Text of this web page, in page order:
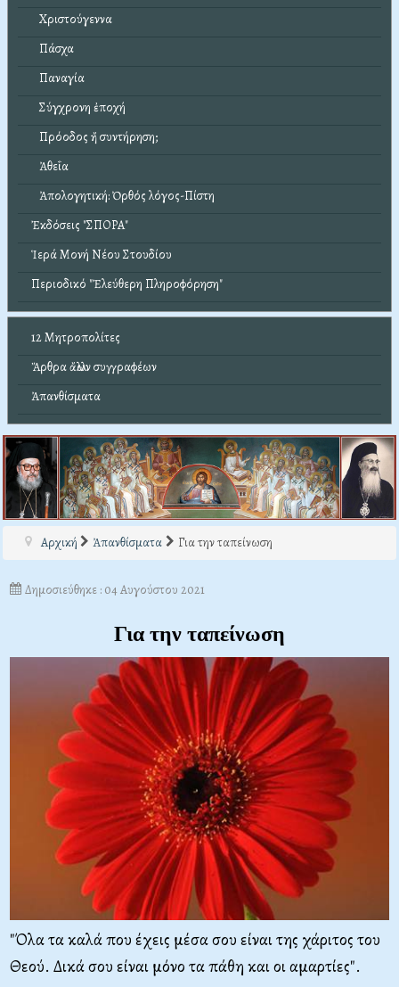
Χριστούγεννα
Πάσχα
Παναγία
Σύγχρονη ἐποχή
Πρόοδος ἤ συντήρηση;
Ἀθεΐα
Ἀπολογητική: Ὀρθός λόγος-Πίστη
Ἐκδόσεις "ΣΠΟΡΑ"
Ἱερά Μονή Νέου Στουδίου
Περιοδικό "Ἐλεύθερη Πληροφόρηση"
12 Μητροπολίτες
Ἄρθρα ἄλλων συγγραφέων
Ἀπανθίσματα
Αρχική Ἀπανθίσματα Για την ταπείνωση
Δημοσιεύθηκε : 04 Αυγούστου 2021
Για την ταπείνωση
"Όλα τα καλά που έχεις μέσα σου είναι της χάριτος του
Θεού. Δικά σου είναι μόνο τα πάθη και οι αμαρτίες".